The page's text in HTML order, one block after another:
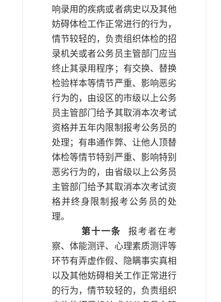
响录用的疾病或者病史以及其他
妨碍体检工作正常进行的行为，
情节较轻的，负责组织体检的招
录机关或者公务员主管部门应当
终止其录用程序；有交换、替换
检验样本等情节严重、影响恶劣
行为的，由设区的市级以上公务
员主管部门给予其取消本次考试
资格并五年内限制报考公务员的
处理；有串通作弊、让他人顶替
体检等情节特别严重、影响特别
恶劣行为的，由省级以上公务员
主管部门给予其取消本次考试资
格并终身限制报考公务员的处
理。
第十一条
报考者在考
察、体能测评、心理素质测评等
环节有弄虚作假、隐瞒事实真相
以及其他妨碍相关工作正常进行
的行为，情节较轻的，负责组织